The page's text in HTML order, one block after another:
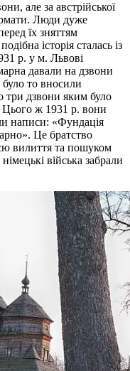
але за австрійської
Люди дуже
їх зняттям
історія сталась із
р. у м. Львові
давали на дзвони
було то вносили
три дзвони яким було
Цього ж 1931 р. вони
написи: «Фундація
Це братство
вилиття та пошуком
війська забрали